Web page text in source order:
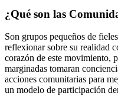
¿Qué son las
Son grupos pequeños de
reflexionar sobre su realidad
corazón de este movimiento,
marginadas tomaran
acciones comunitarias para
un modelo de participación